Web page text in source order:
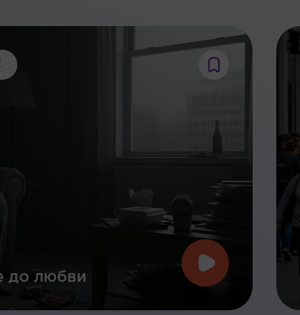
до любви